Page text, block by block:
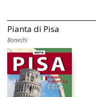
Pianta di Pisa
Bonechi